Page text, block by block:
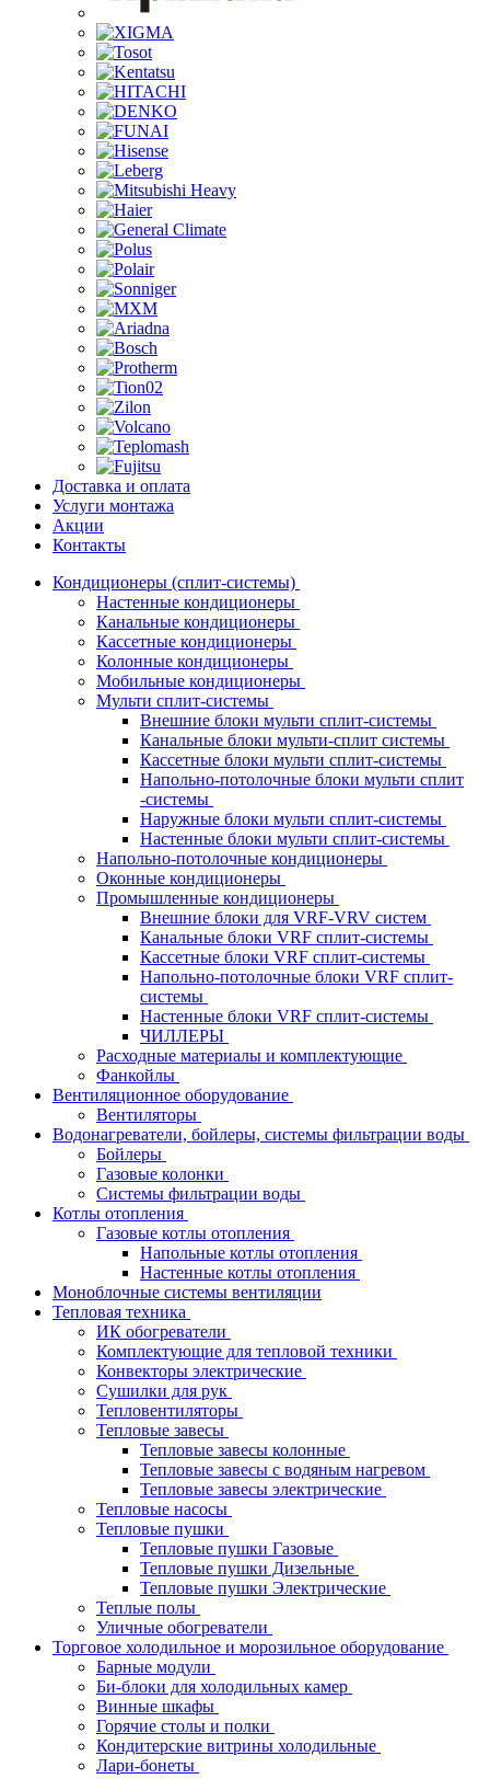
Доставка и оплата
Услуги монтажа
Акции
Контакты
Кондиционеры (сплит-системы)
Настенные кондиционеры
Канальные кондиционеры
Кассетные кондиционеры
Колонные кондиционеры
Мобильные кондиционеры
Мульти сплит-системы
Внешние блоки мульти сплит-системы
Канальные блоки мульти-сплит системы
Кассетные блоки мульти сплит-системы
Напольно-потолочные блоки мульти сплит
-системы
Наружные блоки мульти сплит-системы
Настенные блоки мульти сплит-системы
Напольно-потолочные кондиционеры
Оконные кондиционеры
Промышленные кондиционеры
Внешние блоки для VRF-VRV систем
Канальные блоки VRF сплит-системы
Кассетные блоки VRF сплит-системы
Напольно-потолочные блоки VRF сплит-
системы
Настенные блоки VRF сплит-системы
ЧИЛЛЕРЫ
Расходные материалы и комплектующие
Фанкойлы
Вентиляционное оборудование
Вентиляторы
Водонагреватели, бойлеры, системы фильтрации воды
Бойлеры
Газовые колонки
Системы фильтрации воды
Котлы отопления
Газовые котлы отопления
Напольные котлы отопления
Настенные котлы отопления
Моноблочные системы вентиляции
Тепловая техника
ИК обогреватели
Комплектующие для тепловой техники
Конвекторы электрические
Сушилки для рук
Тепловентиляторы
Тепловые завесы
Тепловые завесы колонные
Тепловые завесы с водяным нагревом
Тепловые завесы электрические
Тепловые насосы
Тепловые пушки
Тепловые пушки Газовые
Тепловые пушки Дизельные
Тепловые пушки Электрические
Теплые полы
Уличные обогреватели
Торговое холодильное и морозильное оборудование
Барные модули
Би-блоки для холодильных камер
Винные шкафы
Горячие столы и полки
Кондитерские витрины холодильные
Лари-бонеты